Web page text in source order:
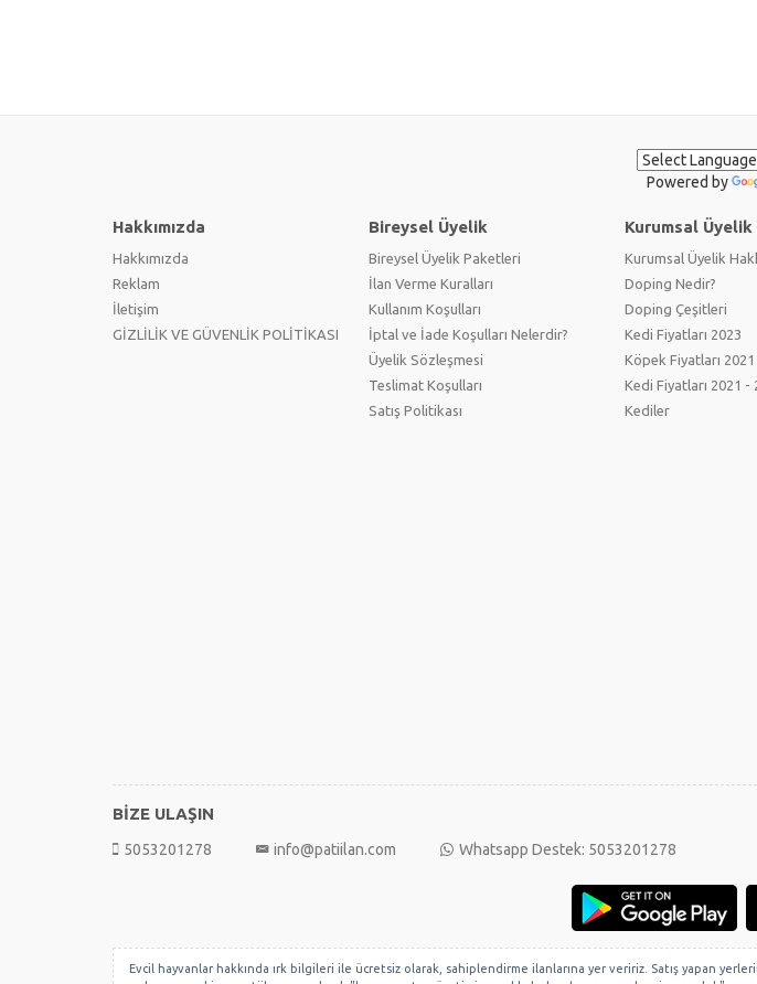
Powered by
Hakkımızda
Hakkımızda
Reklam
İletişim
GİZLİLİK VE GÜVENLİK POLİTİKASI
Bireysel Üyelik
Bireysel Üyelik Paketleri
İlan Verme Kuralları
Kullanım Koşulları
İptal ve İade Koşulları Nelerdir?
Üyelik Sözleşmesi
Teslimat Koşulları
Satış Politikası
Kurumsal
Kurumsal Üyelik
Doping Nedir?
Doping Çeşitleri
Kedi Fiyatları 2023
Köpek Fiyatları
Kedi Fiyatları 2021 -
Kediler
BİZE ULAŞIN
5053201278 info@patiilan.com Whatsapp Destek: 5053201278
Evcil hayvanlar hakkında ırk bilgileri ile ücretsiz olarak, sahiplendirme ilanlarına yer veririz. Satış yapan